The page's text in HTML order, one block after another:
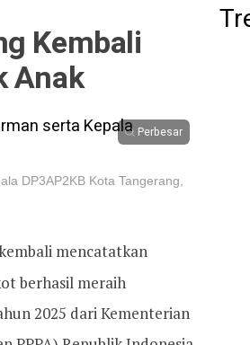
Kembali
Anak
Perbesar
DP3AP2KB Kota Tangerang,
mencatatkan
berhasil meraih
2025 dari Kementerian